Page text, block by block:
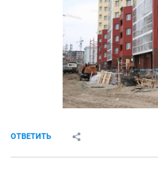
ОТВЕТИТЬ